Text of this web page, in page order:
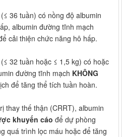
36 tuần) có nồng độ albumin
albumin đường tĩnh mạch
cải thiện chức năng hô hấp.
32 tuần hoặc ≤ 1,5 kg) có hoặc
đường tĩnh mạch KHÔNG
để tăng thể tích tuần hoàn.
thay thế thận (CRRT), albumin
khuyến cáo để dự phòng
quá trình lọc máu hoặc để tăng